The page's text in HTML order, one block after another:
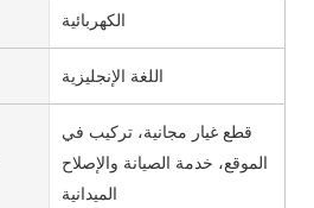
الكهربائية
اللغة الإنجليزية
قطع غيار مجانية، تركيب في
الموقع، خدمة الصيانة والإصلاح
الميدانية